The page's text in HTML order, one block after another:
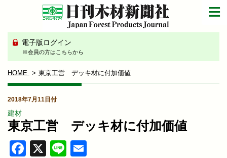
電子版ログイン
※会員の方はこちらから
HOME 東京工営 デッキ材に付加価値
2018年7月11日付
建材
東京工営 デッキ材に付加価値
Facebook
X Line